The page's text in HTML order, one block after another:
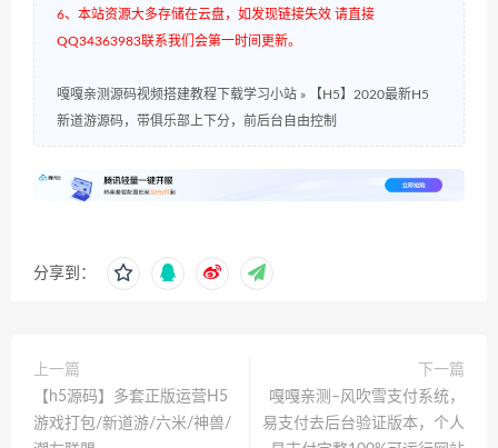
6、本站资源大多存储在云盘，如发现链接失效 请直接
QQ34363983联系我们会第一时间更新。
嘎嘎亲测源码视频搭建教程下载学习小站 »
【H5】2020最新H5
新道游源码，带俱乐部上下分，前后台自由控制
分享到：
上一篇
【h5源码】多套正版运营H5
游戏打包/新道游/六米/神兽/
下一篇
嘎嘎亲测–风吹雪支付系统，
易支付去后台验证版本，个人